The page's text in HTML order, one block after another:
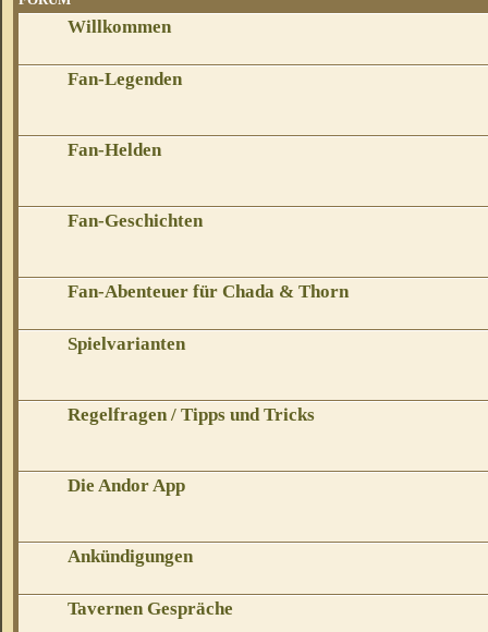
Willkommen
Fan-Legenden
Fan-Helden
Fan-Geschichten
Fan-Abenteuer für Chada & Thorn
Spielvarianten
Regelfragen / Tipps und Tricks
Die Andor App
Ankündigungen
Tavernen Gespräche